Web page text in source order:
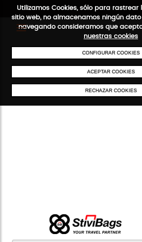
Utilizamos Cookies, sólo para rastrear
sitio web, no almacenamos ningún
navegando consideramos que
nuestras cookies
CONFIGURAR COOKIES
ACEPTAR COOKIES
RECHAZAR COOKIES
ENVÍOS GRATIS A PARTIR DE 50 €